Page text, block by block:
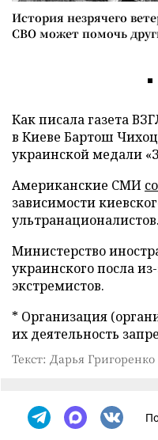
История незрячего
СВО может помочь
Как писала газета
в Киеве Бартош
украинской медали
Американские СМИ
зависимости
ультранационалистов.
Министерство
украинского посла
экстремистов.
* Организация
их деятельность
Текст: Дарья Григоренко